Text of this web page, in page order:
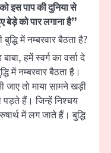
इस पाप की दुनिया से
को पार लगाना है”
में नम्बरवार बैठता है?
हमें स्वर्ग का वर्सा दे
में नम्बरवार बैठता है।
जाए तो माया सामने खड़ी
हैं। जिन्हें निश्चय
में लग जाते हैं। बुद्धि